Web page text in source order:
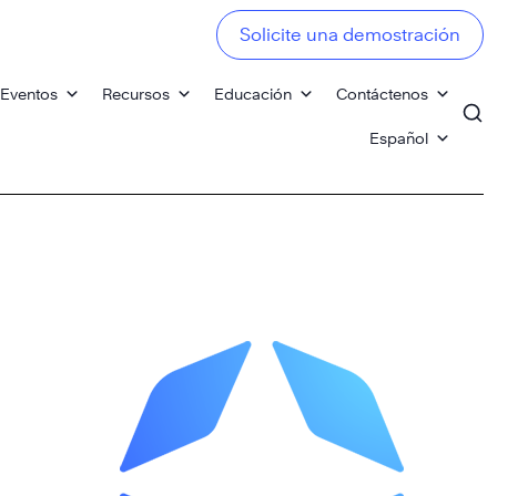
Eventos Recursos Educación Contáctenos
Español
Solicite una demostración